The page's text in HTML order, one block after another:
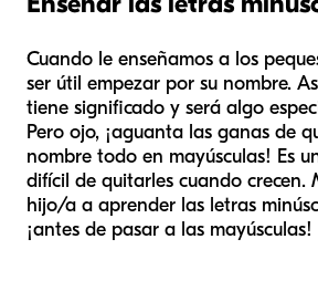
Cuando le enseñamos a los
ser útil empezar por su nombre.
tiene significado y será algo
Pero ojo, ¡aguanta las ganas de
nombre todo en mayúsculas! Es
difícil de quitarles cuando crecen.
hijo/a a aprender las letras
¡antes de pasar a las mayúsculas!